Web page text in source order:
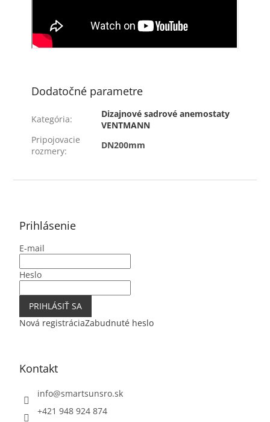
Dodatočné parametre
Kategória:
Dizajnové sadrové anemostaty
VENTMANN
Pripojovacie
rozmery:
DN200mm
Prihlásenie
E-mail
Heslo
PRIHLÁSIŤ SA
Nová registráciaZabudnuté heslo
Kontakt
info@smartsunsro.sk
+421 948 924 874